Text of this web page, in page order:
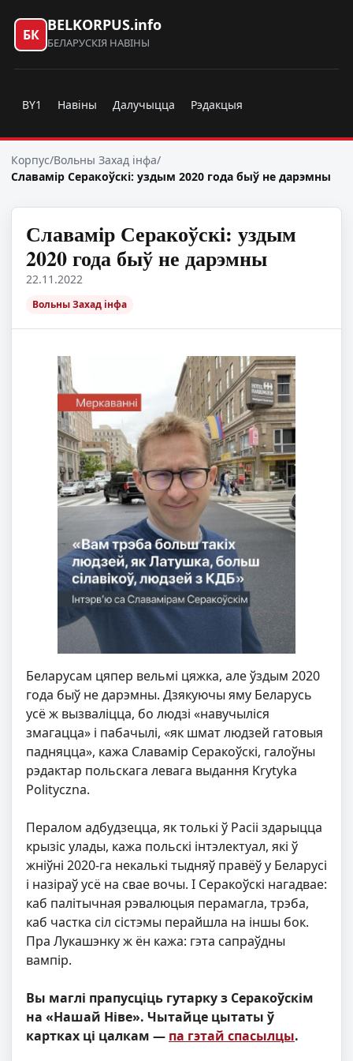
БК
BELKORPUS.info
БЕЛАРУСКІЯ НАВІНЫ
BY1 Навіны Далучыцца Рэдакцыя
Корпус/Вольны Захад інфа/
Славамір Серакоўскі: уздым 2020 года быў не дарэмны
Славамір Серакоўскі: уздым
2020 года быў не дарэмны
22.11.2022
Вольны Захад інфа
Беларусам цяпер вельмі цяжка, але ўздым 2020
года быў не дарэмны. Дзякуючы яму Беларусь
усё ж вызваліцца, бо людзі «навучыліся
змагацца» і пабачылі, «як шмат людзей гатовыя
падняцца», кажа Славамір Серакоўскі, галоўны
рэдактар польскага левага выдання Krytyka
Polityczna.
Пералом адбудзецца, як толькі ў Расіі здарыцца
крызіс улады, кажа польскі інтэлектуал, які ў
жніўні 2020-га некалькі тыдняў правёў у Беларусі
і назіраў усё на свае вочы. І Серакоўскі нагадвае:
каб палітычная рэвалюцыя перамагла, трэба,
каб частка сіл сістэмы перайшла на іншы бок.
Пра Лукашэнку ж ён кажа: гэта сапраўдны
вампір.
Вы маглі прапусціць гутарку з Серакоўскім
на «Нашай Ніве». Чытайце цытаты ў
картках ці цалкам — па гэтай спасылцы.